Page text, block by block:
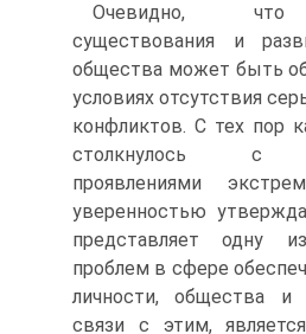
Очевидно, что
существования и
общества может быть
условиях отсутствия
конфликтов. С тех пор
столкнулось с
проявлениями
уверенностью
представляет одну
проблем в сфере
личности, общества и
связи с этим,